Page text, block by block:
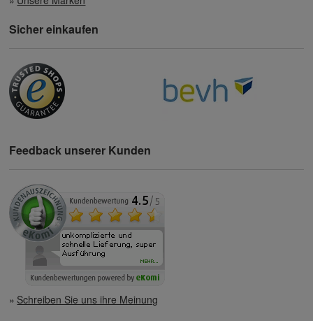
Sicher einkaufen
Feedback unserer Kunden
Schreiben Sie uns ihre Meinung